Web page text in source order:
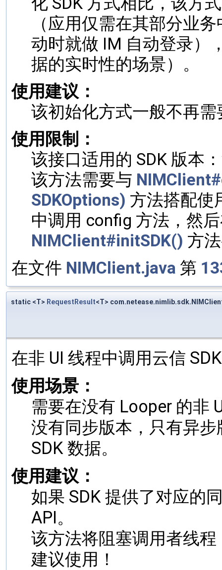
（应用仅需在其部分业
动时就做 IM 自动登录）
据的实时性的场景）。
使用建议：
该初始化方式一般不再
使用限制：
该接口适用的 SDK 版本
该方法需要与
SDKOptions) 方法搭配使
中调用 config 方法，然
NIMClient#initSDK() 方
在文件 NIMClient.java 第
static <T> RequestResult<T>
在非 UI 线程中调用云信
使用场景：
需要在没有 Looper 的非
没有同步版本，只有异
SDK 数据。
使用建议：
如果 SDK 提供了对应的
API。
该方法将阻塞调用者线
建议使用！